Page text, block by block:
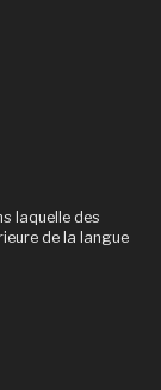
laquelle des
de la langue